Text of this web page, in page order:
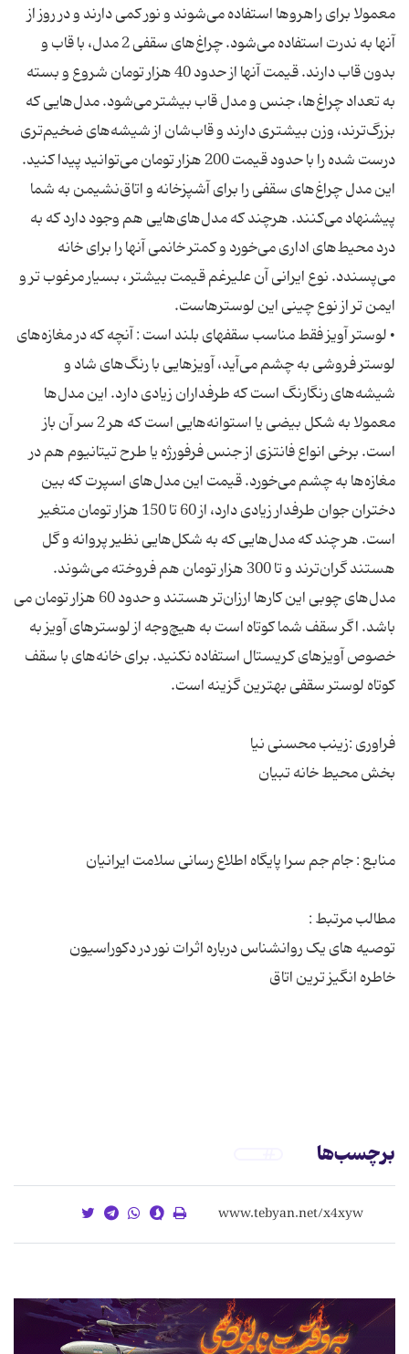
معمولا برای راهروها استفاده می‌شوند و نور کمی دارند و در روز از
آنها به ندرت استفاده می‌شود. چراغ‌های سقفی 2 مدل، با قاب و
بدون قاب دارند. قیمت آنها از حدود 40 هزار تومان شروع و بسته
به تعداد چراغ‌ها، جنس و مدل قاب بیشتر می‌شود. مدل‌هایی که
بزرگ‌ترند، وزن بیشتری دارند و قاب‌شان از شیشه‌های ضخیم‌تری
درست شده را با حدود قیمت 200 هزار تومان می‌توانید پیدا کنید.
این مدل چراغ‌های سقفی را برای آشپزخانه‌ و اتاق‌نشیمن به شما
پیشنهاد می‌کنند. هرچند که مدل‌های‌هایی هم وجود دارد که به
درد محیط‌های اداری می‌خورد و کمتر خانمی آنها را برای خانه
می‌پسندد. نوع ایرانی آن علیرغم قیمت بیشتر ، بسیار مرغوب تر و
• لوستر آویز فقط مناسب سقفهای بلند است : آنچه که در مغازه‌های
لوستر فروشی به چشم می‌آید، آویزهایی با رنگ‌های شاد و
شیشه‌های رنگارنگ است که طرفداران زیادی دارد. این مدل‌ها
معمولا به شکل بیضی یا استوانه‌هایی است که هر 2 سر آن باز
است. برخی انواع فانتزی از جنس فرفورژه یا طرح تیتانیوم هم در
مغازه‌ها به چشم می‌خورد. قیمت این مدل‌های اسپرت که بین
دختران جوان طرفدار زیادی دارد، از 60 تا 150 هزار تومان متغیر
است. هر چند که مدل‌هایی که به شکل‌هایی نظیر پروانه و گل
هستند گران‌ترند و تا 300 هزار تومان هم فروخته می‌شوند.
مدل‌های چوبی این کارها ارزان‌تر هستند و حدود 60 هزار تومان می‌
باشد. اگر سقف شما کوتاه است به هیچ‌وجه از لوسترهای آویز به
خصوص آویزهای کریستال استفاده نکنید. برای خانه‌های با سقف
برچسب‌ها